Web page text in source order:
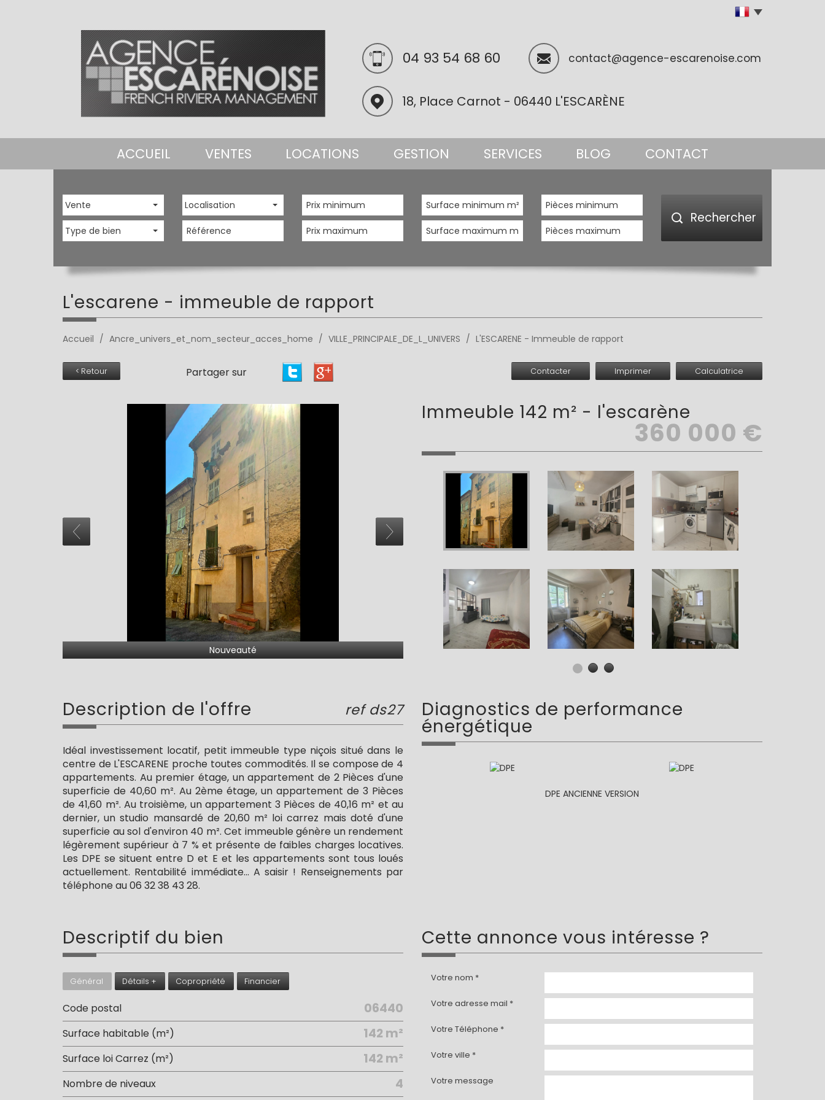
04 93 54 68 60 contact@agence-escarenoise.com
18, Place Carnot - 06440 L'ESCARÈNE
ACCUEIL VENTES LOCATIONS GESTION SERVICES BLOG CONTACT
Vente
Type de bien
Localisation
Rechercher
l'escarene - immeuble de rapport
Accueil Ancre_univers_et_nom_secteur_acces_home VILLE_PRINCIPALE_DE_L_UNIVERS L'ESCARENE - Immeuble de rapport
< Retour Partager sur Contacter Imprimer Calculatrice
Nouveauté
immeuble 142 m² - l'escarène
360 000 €
description de l'offre ref ds27
Idéal investissement locatif, petit immeuble type niçois situé dans le
centre de L'ESCARENE proche toutes commodités. Il se compose de 4
appartements. Au premier étage, un appartement de 2 Pièces d'une
superficie de 40,60 m². Au 2ème étage, un appartement de 3 Pièces
de 41,60 m². Au troisième, un appartement 3 Pièces de 40,16 m² et au
dernier, un studio mansardé de 20,60 m² loi carrez mais doté d'une
superficie au sol d'environ 40 m². Cet immeuble génère un rendement
légèrement supérieur à 7 % et présente de faibles charges locatives.
Les DPE se situent entre D et E et les appartements sont tous loués
actuellement. Rentabilité immédiate... A saisir ! Renseignements par
téléphone au 06 32 38 43 28.
diagnostics de performance
énergétique
DPE ANCIENNE VERSION
descriptif du bien
Général Détails + Copropriété Financier
Code postal 06440
Surface habitable (m²) 142 m²
Surface loi Carrez (m²) 142 m²
Nombre de niveaux 4
cette annonce vous intéresse ?
Votre nom *
Votre adresse mail *
Votre Téléphone *
Votre ville *
Votre message